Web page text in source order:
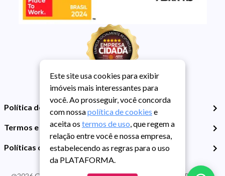
Política de Privacidade
Termos e Condições de Uso
Políticas de Cookies
Este site usa cookies para exibir
imóveis mais interessantes para
você. Ao prosseguir, você concorda
com nossapolítica de cookies e
aceita os termos de uso, que regem a
relação entre você e nossa empresa,
estabelecendo as regras para o uso
da PLATAFORMA.